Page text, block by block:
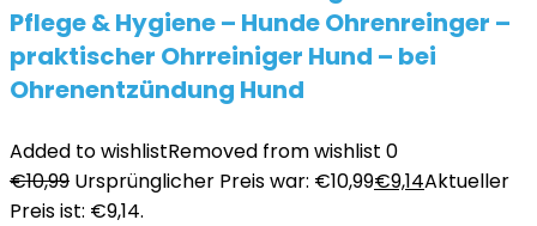
Pflege & Hygiene – Hunde Ohrenreinger –
praktischer Ohrreiniger Hund – bei
Ohrenentzündung Hund
Added to wishlistRemoved from wishlist 0
€10,99 Ursprünglicher Preis war: €10,99€9,14Aktueller
Preis ist: €9,14.